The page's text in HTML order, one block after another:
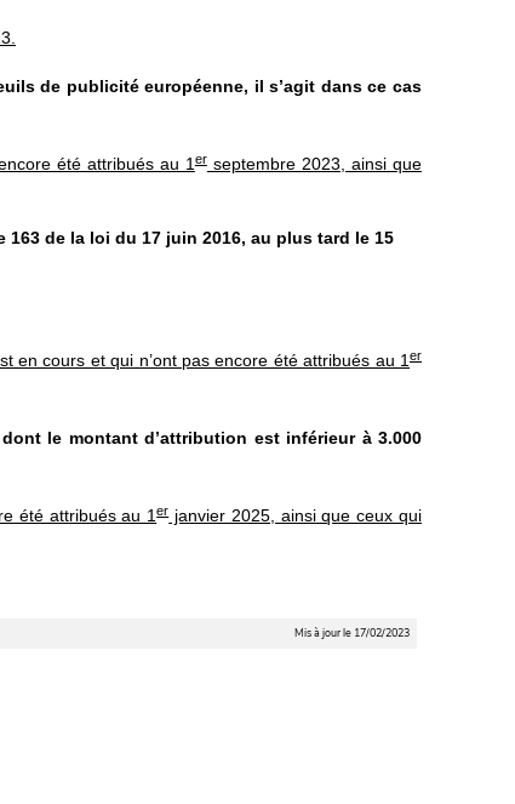
de publicité européenne, il s’agit dans ce cas
été attribués au 1erseptembre 2023, ainsi que
de la loi du 17 juin 2016, au plus tard le 15
en cours et qui n’ont pas encore été attribués au 1 er
le montant d’attribution est inférieur à 3.000
été attribués au 1erjanvier 2025, ainsi que ceux qui
Mis à jour le 17/02/2023